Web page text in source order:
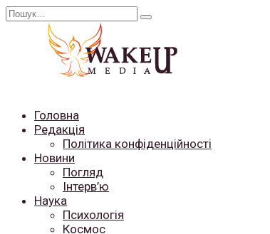
Перейти
Search
Головна
Редакція
Політика конфіденційності
Новини
Погляд
Інтерв’ю
Наука
Психологія
Космос